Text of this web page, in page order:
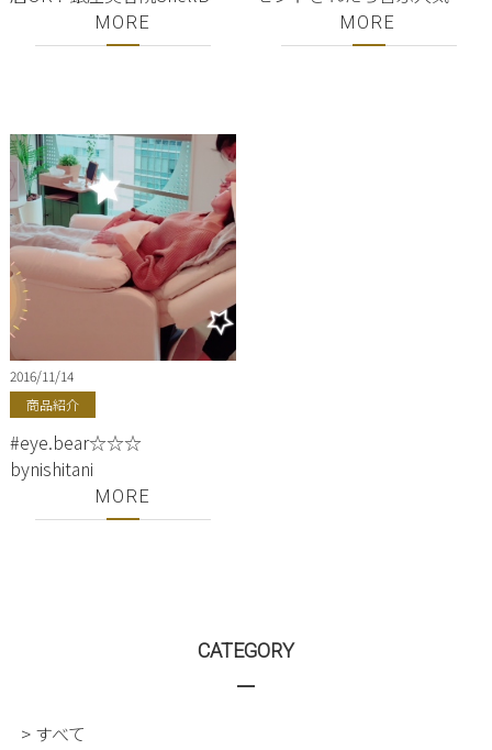
／NO.3金木犀の香り／東京
都内／track oil
MORE
シャンプー、トリートメン
ト３選！美容師が選ぶ厳選
MORE
2016/11/14
商品紹介
#eye.bear☆☆☆
bynishitani
MORE
CATEGORY
> すべて